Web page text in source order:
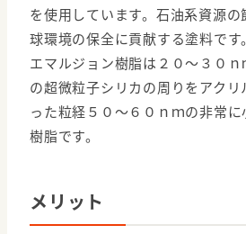
を使用しています。石油系資源
球環境の保全に貢献する塗料です
エマルジョン樹脂は２０～３０ｎ
の超微粒子シリカの周りをアク
った粒経５０～６０ｎｍの非常
樹脂です。
メリット